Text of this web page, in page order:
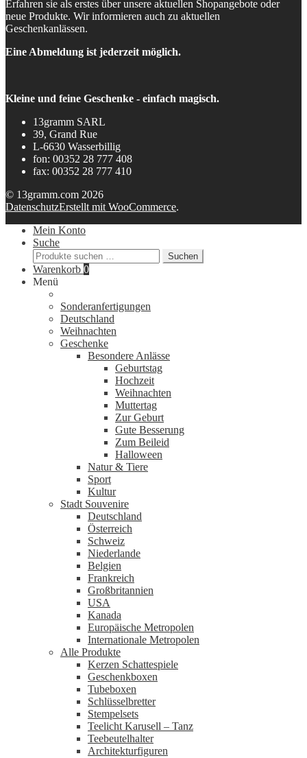
Erfahren sie als erstes über unsere aktuellen Shopangebote oder
neue Produkte. Wir informieren auch zu aktuellen
Geschenkanlässen.
Eine Abmeldung ist jederzeit möglich.
Kleine und feine Geschenke - einfach magisch.
13gramm SARL
39, Grand Rue
L-6630 Wasserbillig
fon: 00352 28 777 408
fax: 00352 28 777 410
© 13gramm.com 2026
DatenschutzErstellt mit WooCommerce.
Mein Konto
Suche
Suchen
nach:
Suchen
Warenkorb 0
Menü
Sonderanfertigungen
Deutschland
Weihnachten
Geschenke
Besondere Anlässe
Geburtstag
Hochzeit
Weihnachten
Muttertag
Zur Geburt
Gute Besserung
Zum Beileid
Halloween
Natur & Tiere
Sport
Kultur
Stadt Souvenire
Deutschland
Österreich
Schweiz
Niederlande
Belgien
Frankreich
Großbritannien
USA
Kanada
Europäische Metropolen
Internationale Metropolen
Alle Produkte
Kerzen Schattespiele
Geschenkboxen
Tubeboxen
Schlüsselbretter
Stempelsets
Teelicht Karusell – Tanz
Teebeutelhalter
Architekturfiguren